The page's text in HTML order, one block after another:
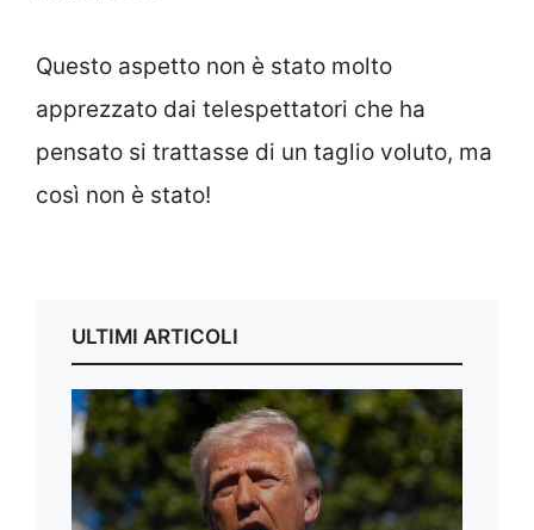
Questo aspetto non è stato molto
apprezzato dai telespettatori che ha
pensato si trattasse di un taglio voluto, ma
così non è stato!
ULTIMI ARTICOLI